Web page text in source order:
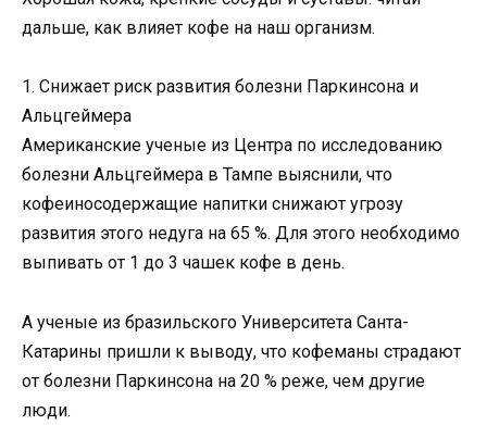
дальше, как влияет кофе на наш организм.
1. Снижает риск развития болезни Паркинсона и
Альцгеймера
Американские ученые из Центра по исследованию
болезни Альцгеймера в Тампе выяснили, что
кофеиносодержащие напитки снижают угрозу
развития этого недуга на 65 %. Для этого необходимо
выпивать от 1 до 3 чашек кофе в день.
А ученые из бразильского Университета Санта-
Катарины пришли к выводу, что кофеманы страдают
от болезни Паркинсона на 20 % реже, чем другие
люди.